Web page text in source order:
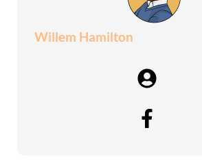
Willem Hamilton